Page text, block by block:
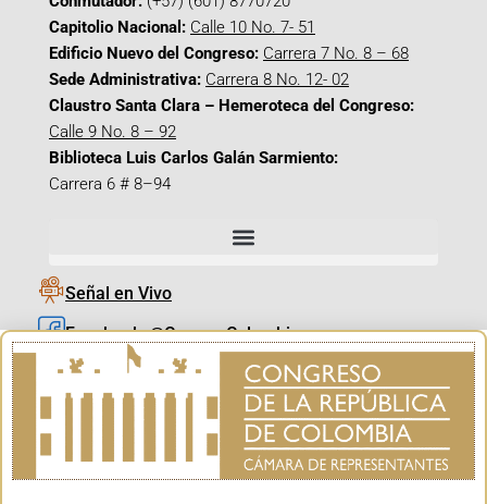
Capitolio Nacional: Calle 10 No. 7- 51
Edificio Nuevo del Congreso: Carrera 7 No. 8 – 68
Sede Administrativa: Carrera 8 No. 12- 02
Claustro Santa Clara – Hemeroteca del Congreso:
Calle 9 No. 8 – 92
Biblioteca Luis Carlos Galán Sarmiento:
Carrera 6 # 8–94
Señal en Vivo
Facebook_@CamaraColombia
Instagram_@CamaraColombia
X_@CamaraColombia
Youtube_@CamaraColombia